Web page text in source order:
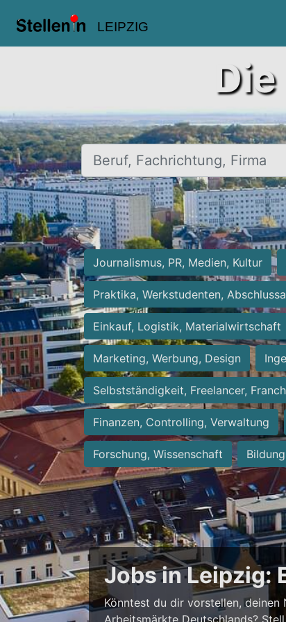
LEIPZIG
Beruf, Fachrichtung, Firma
Journalismus, PR, Medien, Kultur
Praktika, Werkstudenten,
Einkauf, Logistik, Materialwirtschaft
Marketing, Werbung, Design
Selbstständigkeit, Freelancer,
Finanzen, Controlling, Verwaltung
Forschung, Wissenschaft
Jobs in Leipzig:
Könntest du dir vorstellen,